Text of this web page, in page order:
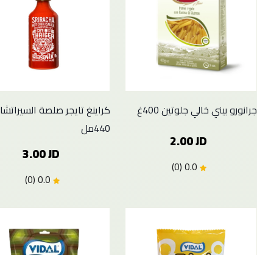
جرانورو بيني خالي جلوتين 400غ
2.00 JD
كراينغ تايجر صلصة السيراتشا
440مل
3.00 JD